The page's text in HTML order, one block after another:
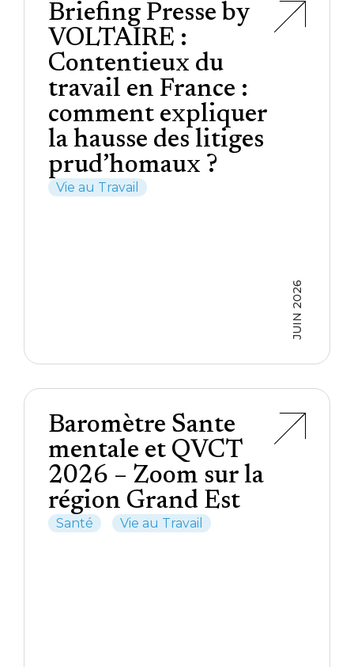
Briefing Presse by
VOLTAIRE :
Contentieux du
travail en France :
comment expliquer
la hausse des litiges
prud’homaux ?
Vie au Travail
JUIN 2026
Baromètre Sante
mentale et QVCT
2026 – Zoom sur la
région Grand Est
Santé Vie au Travail